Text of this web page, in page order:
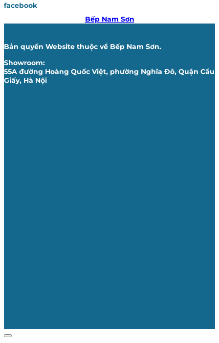
facebook
Bếp Nam Sơn
Bản quyền Website thuộc về Bếp Nam Sơn.
Showroom:
55A đường Hoàng Quốc Việt, phường Nghĩa Đô, Quận Cầu
Giấy, Hà Nội